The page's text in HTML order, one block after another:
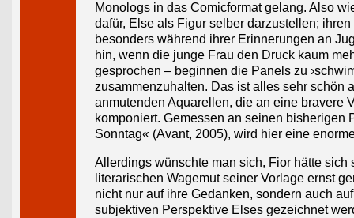
Monologs in das Comicformat gelang. Also
dafür, Else als Figur selber darzustellen;
besonders während ihrer Erinnerungen an
hin, wenn die junge Frau den Druck kaum
gesprochen – beginnen die Panels zu
zusammenzuhalten. Das ist alles sehr schön
anmutenden Aquarellen, die an eine bravere
komponiert. Gemessen an seinen
Sonntag« (Avant, 2005), wird hier eine
Allerdings wünschte man sich, Fior hätte
literarischen Wagemut seiner Vorlage ernst
nicht nur auf ihre Gedanken, sondern auch
subjektiven Perspektive Elses gezeichnet